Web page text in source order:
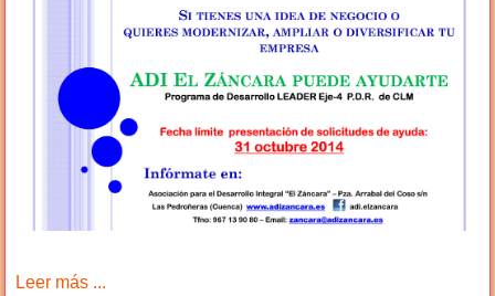
Leer más ...